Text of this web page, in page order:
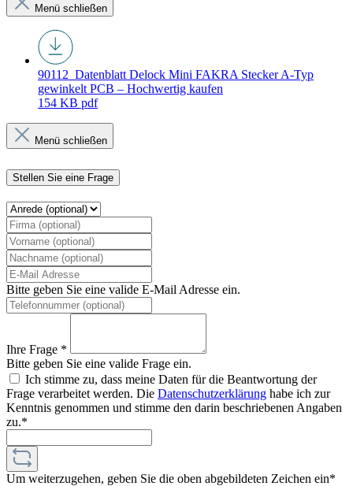
Menü schließen
90112_Datenblatt Delock Mini FAKRA Stecker A-Typ
gewinkelt PCB – Hochwertig kaufen
154 KB pdf
Menü schließen
Stellen Sie eine Frage
Bitte geben Sie eine valide E-Mail Adresse ein.
Ihre Frage *
Bitte geben Sie eine valide Frage ein.
Ich stimme zu, dass meine Daten für die Beantwortung der
Frage verarbeitet werden. Die Datenschutzerklärung habe ich zur
Kenntnis genommen und stimme den darin beschriebenen Angaben
zu.*
Um weiterzugehen, geben Sie die oben abgebildeten Zeichen ein*